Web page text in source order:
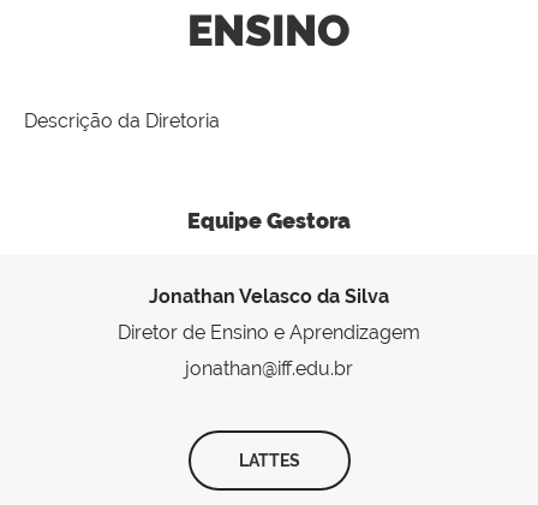
ENSINO
Descrição da Diretoria
Equipe Gestora
Jonathan Velasco da Silva
Diretor de Ensino e Aprendizagem
jonathan@iff.edu.br
LATTES